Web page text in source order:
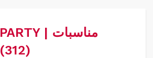
PARTY | مناسبات
(312)